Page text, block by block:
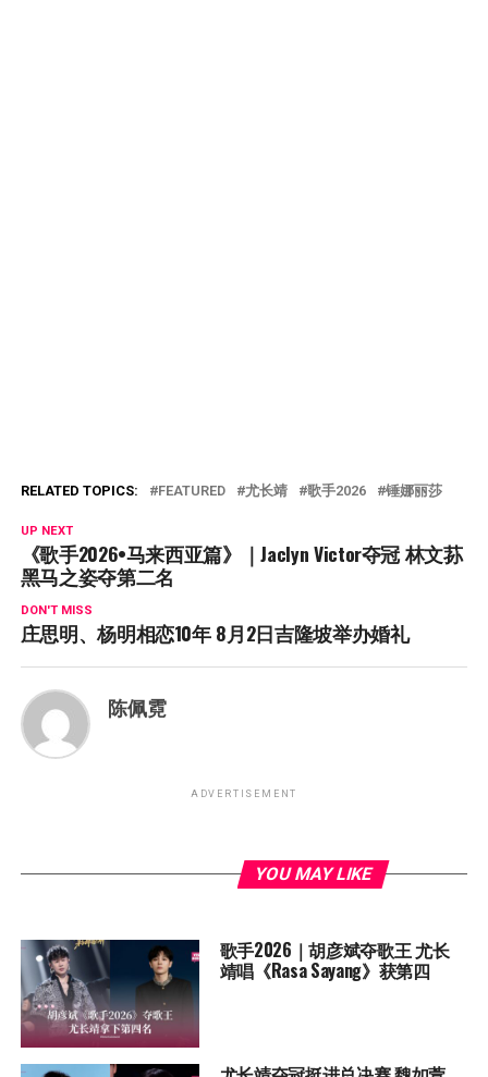
RELATED TOPICS: FEATURED 尤长靖 歌手2026 锤娜丽莎
UP NEXT
《歌手2026•马来西亚篇》｜Jaclyn Victor夺冠 林文荪
黑马之姿夺第二名
DON'T MISS
庄思明、杨明相恋10年 8月2日吉隆坡举办婚礼
陈佩霓
ADVERTISEMENT
YOU MAY LIKE
歌手2026｜胡彦斌夺歌王 尤长
靖唱《Rasa Sayang》获第四